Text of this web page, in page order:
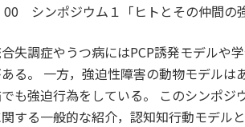
00 シンポジウム１「ヒトとその仲間
失調症やうつ病にはPCP誘発モデルや
る。 一方，強迫性障害の動物モデルは
も強迫行為をしている。 このシンポジ
する一般的な紹介，認知知行動モデル